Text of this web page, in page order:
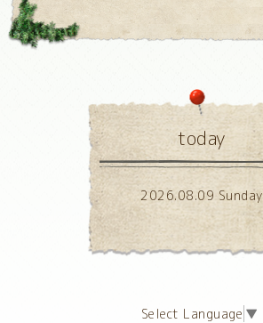
today
2026.08.09 Sunday
Select Language ▼